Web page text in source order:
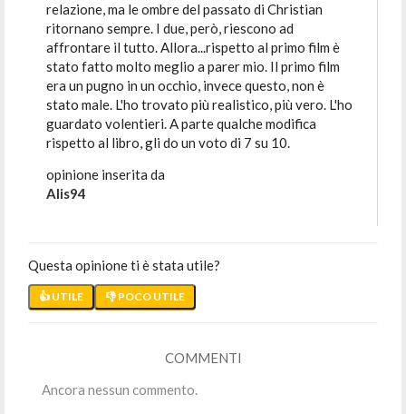
relazione, ma le ombre del passato di Christian
ritornano sempre. I due, però, riescono ad
affrontare il tutto. Allora...rispetto al primo film è
stato fatto molto meglio a parer mio. Il primo film
era un pugno in un occhio, invece questo, non è
stato male. L'ho trovato più realistico, più vero. L'ho
guardato volentieri. A parte qualche modifica
rispetto al libro, gli do un voto di 7 su 10.
opinione inserita da
Alis94
Questa opinione ti è stata utile?
👍 UTILE 👎 POCO UTILE
COMMENTI
Ancora nessun commento.